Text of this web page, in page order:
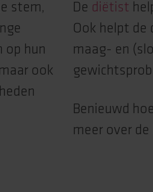
stem,
op hun
ook
De diëtist
Ook helpt
maag- en
Benieuwd
meer over